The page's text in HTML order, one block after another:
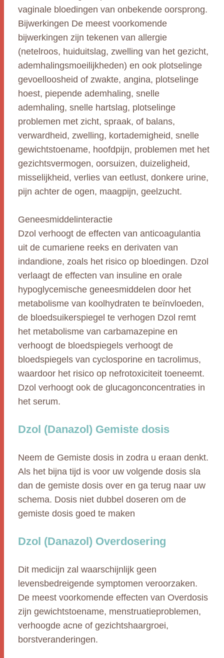
vaginale bloedingen van onbekende oorsprong.
Bijwerkingen De meest voorkomende
bijwerkingen zijn tekenen van allergie
(netelroos, huiduitslag, zwelling van het gezicht,
ademhalingsmoeilijkheden) en ook plotselinge
gevoelloosheid of zwakte, angina, plotselinge
hoest, piepende ademhaling, snelle
ademhaling, snelle hartslag, plotselinge
problemen met zicht, spraak, of balans,
verwardheid, zwelling, kortademigheid, snelle
gewichtstoename, hoofdpijn, problemen met het
gezichtsvermogen, oorsuizen, duizeligheid,
misselijkheid, verlies van eetlust, donkere urine,
pijn achter de ogen, maagpijn, geelzucht.
Geneesmiddelinteractie
Dzol verhoogt de effecten van anticoagulantia
uit de cumariene reeks en derivaten van
indandione, zoals het risico op bloedingen. Dzol
verlaagt de effecten van insuline en orale
hypoglycemische geneesmiddelen door het
metabolisme van koolhydraten te beïnvloeden,
de bloedsuikerspiegel te verhogen Dzol remt
het metabolisme van carbamazepine en
verhoogt de bloedspiegels verhoogt de
bloedspiegels van cyclosporine en tacrolimus,
waardoor het risico op nefrotoxiciteit toeneemt.
Dzol verhoogt ook de glucagonconcentraties in
het serum.
Dzol (Danazol) Gemiste dosis
Neem de Gemiste dosis in zodra u eraan denkt.
Als het bijna tijd is voor uw volgende dosis sla
dan de gemiste dosis over en ga terug naar uw
schema. Dosis niet dubbel doseren om de
gemiste dosis goed te maken
Dzol (Danazol) Overdosering
Dit medicijn zal waarschijnlijk geen
levensbedreigende symptomen veroorzaken.
De meest voorkomende effecten van Overdosis
zijn gewichtstoename, menstruatieproblemen,
verhoogde acne of gezichtshaargroei,
borstveranderingen.